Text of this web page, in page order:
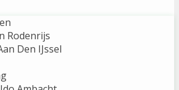
Rodenrijs
Den IJssel